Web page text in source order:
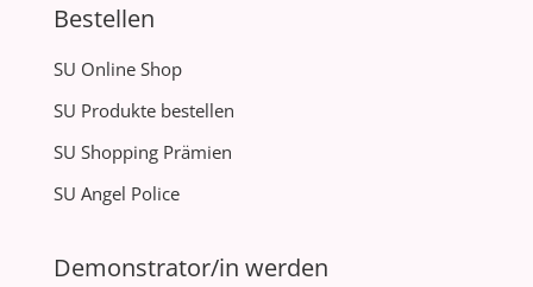
Bestellen
SU Online Shop
SU Produkte bestellen
SU Shopping Prämien
SU Angel Police
Demonstrator/in werden